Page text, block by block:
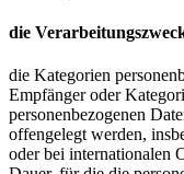
die
die Kategorien
Empfänger oder
personenbezogenen
offengelegt werden,
oder bei internationalen